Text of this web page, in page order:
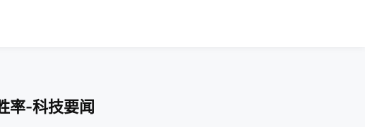
率-科技要闻